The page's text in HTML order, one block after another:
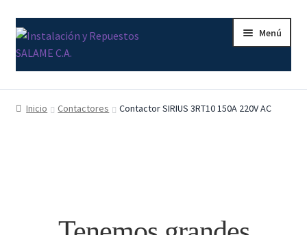
Ir
a
la
Ir
al
contenido
Menú
Inicio
Inicio Contactores Contactor SIRIUS 3RT10 150A 220V AC